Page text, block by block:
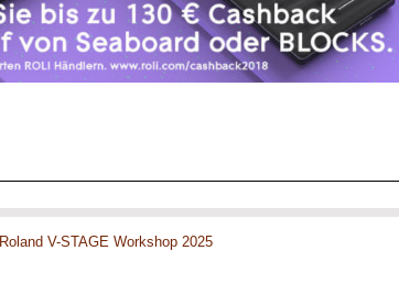
Roland V-STAGE Workshop 2025